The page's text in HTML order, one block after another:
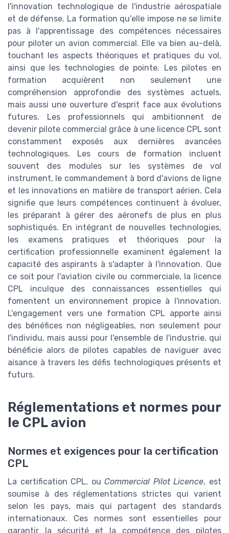
l'innovation technologique de l'industrie aérospatiale
et de défense. La formation qu'elle impose ne se limite
pas à l'apprentissage des compétences nécessaires
pour piloter un avion commercial. Elle va bien au-delà,
touchant les aspects théoriques et pratiques du vol,
ainsi que les technologies de pointe. Les pilotes en
formation acquièrent non seulement une
compréhension approfondie des systèmes actuels,
mais aussi une ouverture d'esprit face aux évolutions
futures. Les professionnels qui ambitionnent de
devenir pilote commercial grâce à une licence CPL sont
constamment exposés aux dernières avancées
technologiques. Les cours de formation incluent
souvent des modules sur les systèmes de vol
instrument, le commandement à bord d'avions de ligne
et les innovations en matière de transport aérien. Cela
signifie que leurs compétences continuent à évoluer,
les préparant à gérer des aéronefs de plus en plus
sophistiqués. En intégrant de nouvelles technologies,
les examens pratiques et théoriques pour la
certification professionnelle examinent également la
capacité des aspirants à s'adapter à l'innovation. Que
ce soit pour l'aviation civile ou commerciale, la licence
CPL inculque des connaissances essentielles qui
fomentent un environnement propice à l'innovation.
L'engagement vers une formation CPL apporte ainsi
des bénéfices non négligeables, non seulement pour
l'individu, mais aussi pour l'ensemble de l'industrie, qui
bénéficie alors de pilotes capables de naviguer avec
aisance à travers les défis technologiques présents et
futurs.
Réglementations et normes pour
le CPL avion
Normes et exigences pour la certification
CPL
La certification CPL, ouCommercial Pilot Licence, est
soumise à des réglementations strictes qui varient
selon les pays, mais qui partagent des standards
internationaux. Ces normes sont essentielles pour
garantir la sécurité et la compétence des pilotes